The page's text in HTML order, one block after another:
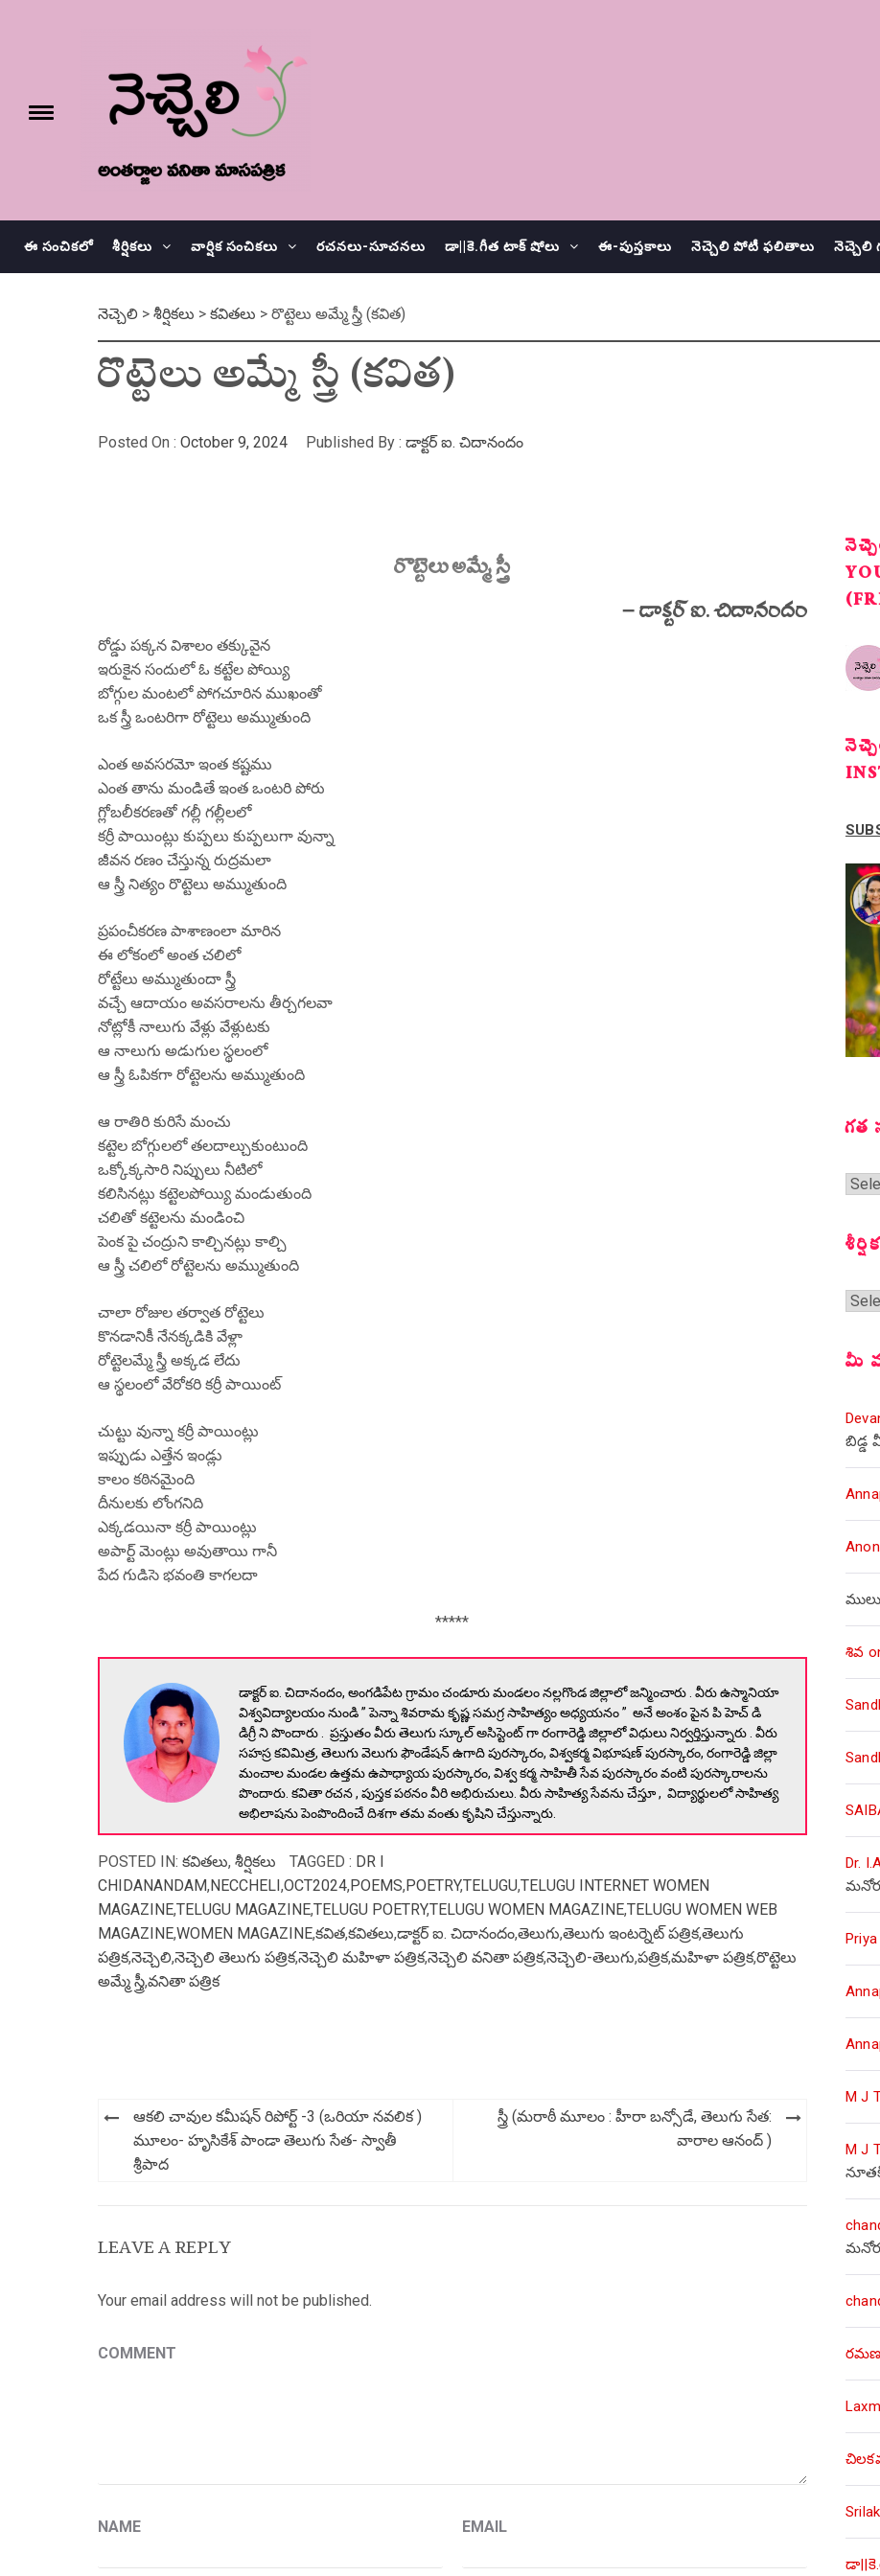
Toggle
ఈ సంచికలో శీర్షికలు వార్షిక సంచికలు రచనలు-సూచనలు డా||కె.గీత టాక్ షోలు ఈ-పుస్తకాలు నెచ్చెలి పోటీ ఫలితాలు నెచ్చెలి
నెచ్చెలి > శీర్షికలు > కవితలు > రొట్టెలు అమ్మే స్త్రీ (కవిత)
రొట్టెలు అమ్మే స్త్రీ (కవిత)
Posted On : October 9, 2024 Published By : డాక్టర్ ఐ. చిదానందం
రొట్టెలు అమ్మే స్త్రీ
– డాక్టర్ ఐ. చిదానందం
రోడ్డు పక్కన విశాలం తక్కువైన
ఇరుకైన సందులో ఓ కట్టేల పోయ్యి
బోగ్గుల మంటలో పోగచూరిన ముఖంతో
ఒక స్త్రీ ఒంటరిగా రోట్టెలు అమ్ముతుంది
ఎంత అవసరమో ఇంత కష్టము
ఎంత తాను మండితే ఇంత ఒంటరి పోరు
గ్లోబలీకరణతో గల్లీ గల్లీలలో
కర్రీ పాయింట్లు కుప్పలు కుప్పలుగా వున్నా
జీవన రణం చేస్తున్న రుద్రమలా
ఆ స్త్రీ నిత్యం రొట్టెలు అమ్ముతుంది
ప్రపంచీకరణ పాశాణంలా మారిన
ఈ లోకంలో అంత చలిలో
రోట్టేలు అమ్ముతుందా స్త్రీ
వచ్చే ఆదాయం అవసరాలను తీర్చగలవా
నోట్లోకీ నాలుగు వేళ్లు వేళ్లుటకు
ఆ నాలుగు అడుగుల స్థలంలో
ఆ స్త్రీ ఓపికగా రోట్టెలను అమ్ముతుంది
ఆ రాతిరి కురిసే మంచు
కట్టెల బోగ్గులలో తలదాల్చుకుంటుంది
ఒక్కోక్కసారి నిప్పులు నీటిలో
కలిసినట్లు కట్టెలపోయ్యి మండుతుంది
చలితో కట్టెలను మండించి
పెంక పై చంద్రుని కాల్చినట్లు కాల్చి
ఆ స్త్రీ చలిలో రోట్టెలను అమ్ముతుంది
చాలా రోజుల తర్వాత రోట్టెలు
కొనడానికీ నేనక్కడికి వేళ్లా
రోట్టెలమ్మే స్త్రీ అక్కడ లేదు
ఆ స్థలంలో వేరోకరి కర్రీ పాయింట్
చుట్టు వున్నా కర్రీ పాయింట్లు
ఇప్పుడు ఎత్తేన ఇండ్లు
కాలం కఠినమైంది
దీనులకు లోంగనిది
ఎక్కడయినా కర్రీ పాయింట్లు
అపార్ట్ మెంట్లు అవుతాయి గానీ
పేద గుడిసె భవంతి కాగలదా
*****
డాక్టర్ ఐ. చిదానందం, అంగడిపేట గ్రామం చండూరు మండలం నల్లగొండ జిల్లాలో జన్మించారు . వీరు ఉస్మానియా
విశ్వవిద్యాలయం నుండి ” పెన్నా శివరామ కృష్ణ సమగ్ర సాహిత్యం అధ్యయనం ” అనే అంశం పైన పి హెచ్ డి
డిగ్రీ ని పొందారు . ప్రస్తుతం వీరు తెలుగు స్కూల్ అసిస్టెంట్ గా రంగారెడ్డి జిల్లాలో విధులు నిర్వర్తిస్తున్నారు . వీరు
సహస్ర కవిమిత్ర, తెలుగు వెలుగు ఫౌండేషన్ ఉగాది పురస్కారం, విశ్వకర్మ విభూషణ్ పురస్కారం, రంగారెడ్డి జిల్లా
మంచాల మండల ఉత్తమ ఉపాధ్యాయ పురస్కారం, విశ్వ కర్మ సాహితీ సేవ పురస్కారం వంటి పురస్కారాలను
పొందారు. కవితా రచన , పుస్తక పఠనం వీరి అభిరుచులు. వీరు సాహిత్య సేవను చేస్తూ , విద్యార్థులలో సాహిత్య
అభిలాషను పెంపొందించే దిశగా తమ వంతు కృషిని చేస్తున్నారు.
POSTED IN: కవితలు, శీర్షికలు TAGGED : DR I
CHIDANANDAM,NECCHELI,OCT2024,POEMS,POETRY,TELUGU,TELUGU INTERNET WOMEN
MAGAZINE,TELUGU MAGAZINE,TELUGU POETRY,TELUGU WOMEN MAGAZINE,TELUGU WOMEN WEB
MAGAZINE,WOMEN MAGAZINE,కవిత,కవితలు,డాక్టర్ ఐ. చిదానందం,తెలుగు,తెలుగు ఇంటర్నెట్ పత్రిక,తెలుగు
పత్రిక,నెచ్చెలి,నెచ్చెలి తెలుగు పత్రిక,నెచ్చెలి మహిళా పత్రిక,నెచ్చెలి వనితా పత్రిక,నెచ్చెలి-తెలుగు,పత్రిక,మహిళా పత్రిక,రొట్టెలు
అమ్మే స్త్రీ,వనితా పత్రిక
Post
navigation
ఆకలి చావుల కమీషన్ రిపోర్ట్ -3 (ఒరియా నవలిక )
మూలం- హృసికేశ్ పాండా తెలుగు సేత- స్వాతీ
శ్రీపాద
స్త్రీ (మరాఠీ మూలం : హీరా బన్సోడే, తెలుగు సేత:
వారాల ఆనంద్ )
LEAVE A REPLY
Your email address will not be published.
COMMENT
NAME EMAIL
గత
గత
మీ
శివ
Dr.
Priya
M J
M J